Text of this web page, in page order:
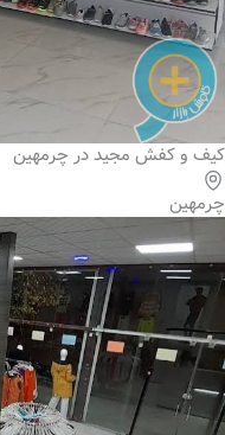
کیف و کفش مجید در چرمهین
چرمهین